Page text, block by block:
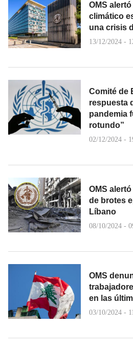
OMS
climático
una crisis
13/12/2024 -
Comité de
respuesta
pandemia
rotundo”
02/12/2024 -
OMS
de brotes
Líbano
08/10/2024 -
OMS
en las
03/10/2024 -